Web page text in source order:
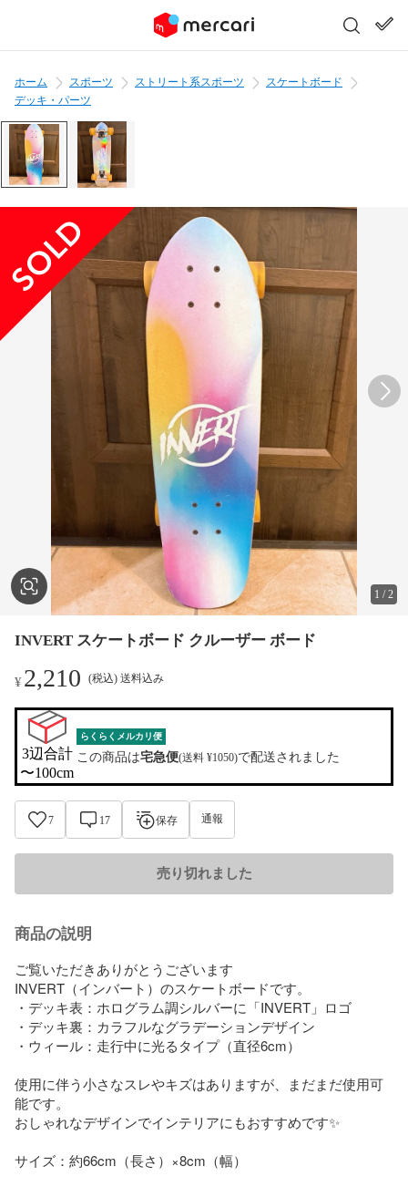
ホーム スポーツ ストリート系スポーツ
スケートボード
デッキ・パーツ
1 /2
INVERT スケートボード クルーザー ボード
¥2,210 (税込) 送料込み
3辺合計
〜100cm
らくらくメルカリ便
この商品は宅急便(送料 ¥1050)で配送されました
7 17 保存 通報
売り切れました
商品の説明
ご覧いただきありがとうございます
INVERT（インバート）のスケートボードです。
・デッキ表：ホログラム調シルバーに「INVERT」ロゴ
・デッキ裏：カラフルなグラデーションデザイン
・ウィール：走行中に光るタイプ（直径6cm）
使用に伴う小さなスレやキズはありますが、まだまだ使用可
能です。
おしゃれなデザインでインテリアにもおすすめです✨
サイズ：約66cm（長さ）×8cm（幅）